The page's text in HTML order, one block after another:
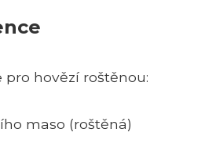
pro hovězí roštěnou:
maso (roštěná)